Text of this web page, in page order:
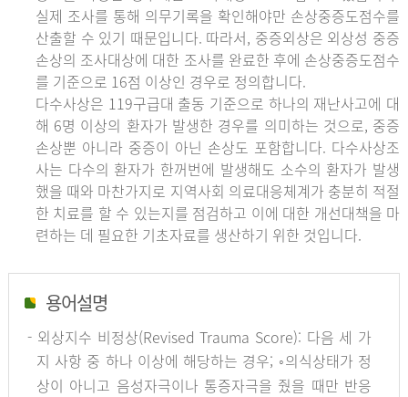
실제 조사를 통해 의무기록을 확인해야만 손상중증도점수를
산출할 수 있기 때문입니다. 따라서, 중증외상은 외상성 중증
손상의 조사대상에 대한 조사를 완료한 후에 손상중증도점수
를 기준으로 16점 이상인 경우로 정의합니다.
다수사상은 119구급대 출동 기준으로 하나의 재난사고에 대
해 6명 이상의 환자가 발생한 경우를 의미하는 것으로, 중증
손상뿐 아니라 중증이 아닌 손상도 포함합니다. 다수사상조
사는 다수의 환자가 한꺼번에 발생해도 소수의 환자가 발생
했을 때와 마찬가지로 지역사회 의료대응체계가 충분히 적절
한 치료를 할 수 있는지를 점검하고 이에 대한 개선대책을 마
련하는 데 필요한 기초자료를 생산하기 위한 것입니다.
용어설명
- 외상지수 비정상(Revised Trauma Score): 다음 세 가
지 사항 중 하나 이상에 해당하는 경우; ◦의식상태가 정
상이 아니고 음성자극이나 통증자극을 줬을 때만 반응